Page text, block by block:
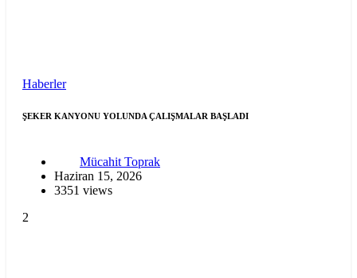
Haberler
ŞEKER KANYONU YOLUNDA ÇALIŞMALAR BAŞLADI
Mücahit Toprak
Haziran 15, 2026
3351 views
2